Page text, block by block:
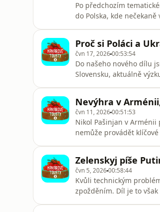
Po předchozím
do Polska, kde
krizi aplikuje své tradiční
Proč si Poláci a
čvn 17, 202600:53:54
Do našeho nového dílu
Slovensku, aktuálně
politické scéně se
Nevýhra v
čvn 11, 202600:51:53
Nikol Pašinjan v Arménii
nemůže provádět
ani nerozhodli, jestl
Zelenskyj píše
čvn 5, 202600:58:44
Kvůli technickým
zpožděním. Díl je to